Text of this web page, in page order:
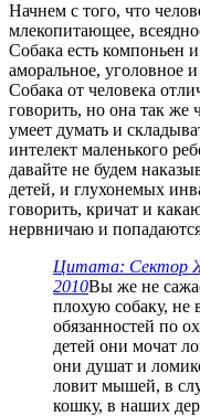
Начнем с того, что
млекопитающее,
Собака есть компоньен
аморальное, уголовное
Собака от человека
говорить, но она так же
умеет думать и
интелект маленького
давайте не будем
детей, и глухонемых
говорить, кричат и
нервничаю и
Цитата: Сектор
2010Вы же не
плохую собаку,
обязанностей по
детей они мочат
они душат и
ловит мышей, в
кошку, в наших